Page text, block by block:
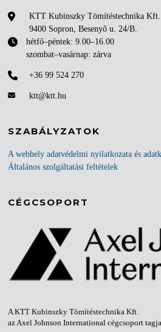
KTT Kubinszky Tömítéstechnika Kft.
9400 Sopron, Besenyő u. 24/B.
hétfő–péntek: 9.00–16.00
szombat–vasárnap: zárva
+36 99 524 270
ktt@ktt.hu
SZABÁLYZATOK
A webhely adatvédelmi nyilatkozata és
Általános szolgáltatási feltételek
CÉGCSOPORT
A KTT Kubinszky Tömítéstechnika Kft.
az Axel Johnson International cégcsoport tagja.